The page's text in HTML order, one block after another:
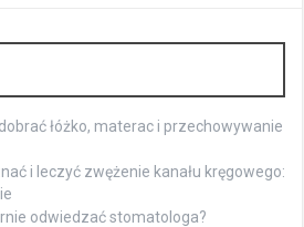
łóżko, materac i przechowywanie
i leczyć zwężenie kanału kręgowego:
odwiedzać stomatologa?